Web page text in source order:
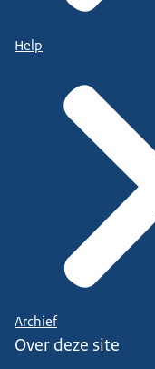
Help
Archief
Over deze site